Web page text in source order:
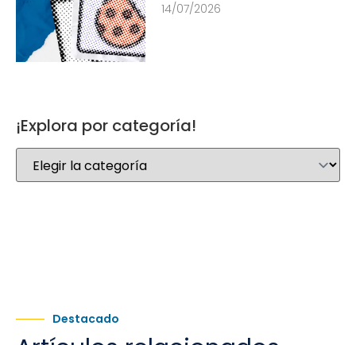
14/07/2026
¡Explora por categoría!
Destacado